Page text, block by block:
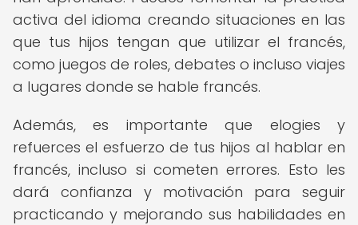
activa del idioma creando situaciones en las
que tus hijos tengan que utilizar el francés,
como juegos de roles, debates o incluso viajes
a lugares donde se hable francés.
Además, es importante que elogies y
refuerces el esfuerzo de tus hijos al hablar en
francés, incluso si cometen errores. Esto les
dará confianza y motivación para seguir
practicando y mejorando sus habilidades en